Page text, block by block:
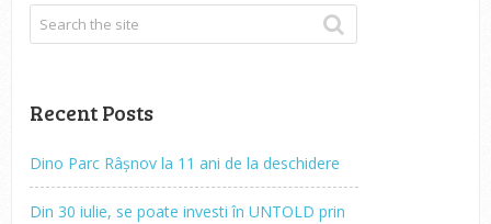
Recent Posts
Dino Parc Râșnov la 11 ani de la deschidere
Din 30 iulie, se poate investi în UNTOLD prin